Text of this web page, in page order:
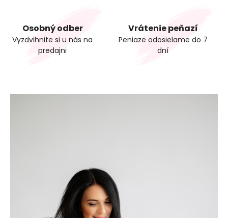
Osobný odber
Vyzdvihnite si u nás na
predajni
Vrátenie peňazí
Peniaze odosielame do 7
dní